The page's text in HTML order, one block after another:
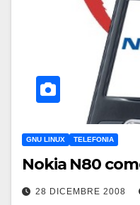
GNU LINUX TELEFONIA
Nokia N80
28 DICEMBRE 2008